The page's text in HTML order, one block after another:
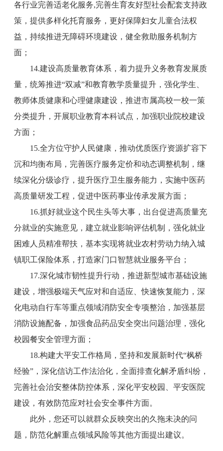
各行业完善适老化服务,完善生育友好型社会配套支持政
策，提供多样化托育服务，更好保障妇女儿童合法权
益，持续推进无障碍环境建设，健全救助服务机制方
面；
14.建设高质量教育体系，着力提升义务教育发展质
量，统筹推进“双减”和教育教学质量提升，强化学生、
教师体质健康和心理健康建设，推进市属高校一校一策
分类提升，开展职业教育本科试点，加强职业院校建设
方面；
15.全方位守护人民健康，推动优质医疗资源扩容下
沉和均衡布局，完善医疗服务定价和动态调整机制，继
续深化分级诊疗，提升医疗卫生服务能力，实施中医药
高质量研发工程，促进中医药事业传承发展方面；
16.抓好就业这个民生头等大事，出台促进高质量充
分就业的实施意见，建立就业影响评估机制，强化就业
困难人员精准帮扶，基本实现将就业农村劳动力纳入城
镇职工保险体系，打造家门口智慧就业服务平台；
17.深化城市韧性提升行动，推进新型城市基础设施
建设，增强极端天气应对和自适应、快速恢复能力，深
化电动自行车等重点领域消防安全专项整治，加强基层
消防设施配备，加强食品药品安全突出问题治理，强化
校园餐安全管理方面；
18.构建大平安工作格局，坚持和发展新时代“枫桥
经验”，深化信访工作法治化，全面排查化解矛盾纠纷，
完善社会治安整体防控体系，深化平安校园、平安医院
建设，有效防范应对社会安全事件方面。
此外，您还可以就群众反映突出的久拖未决的问
题，防范化解重点领域风险等其他方面提出建议。